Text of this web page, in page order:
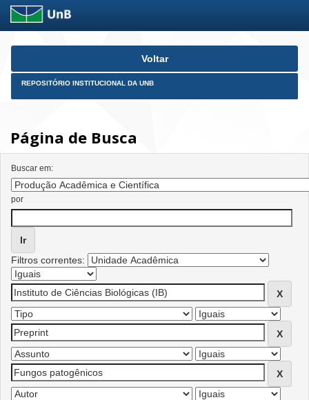
Skip
Voltar
REPOSITÓRIO INSTITUCIONAL DA UNB
Página de Busca
Buscar em:
por
Filtros correntes: